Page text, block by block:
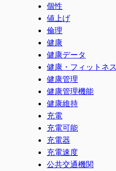
個性
値上げ
倫理
健康
健康データ
健康・フィットネス
健康管理
健康管理機能
健康維持
充電
充電可能
充電器
充電速度
公共交通機関